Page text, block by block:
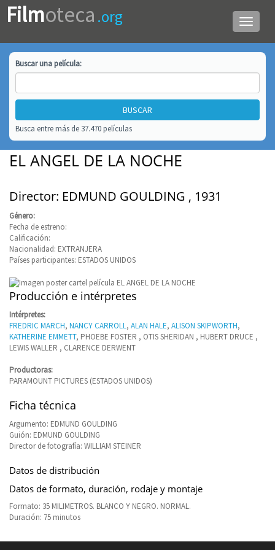
Menú
de
Filmoteca .org
Buscar unapelícula:
Busca entre más de 37.470 películas
EL ANGEL DE LA NOCHE
Director: EDMUND GOULDING , 1931
Género:
Fecha de estreno:
Calificación:
Nacionalidad: EXTRANJERA
Países participantes: ESTADOS UNIDOS
Producción e intérpretes
Intérpretes:
FREDRIC MARCH, NANCY CARROLL, ALAN HALE, ALISON SKIPWORTH,
KATHERINE EMMETT, PHOEBE FOSTER , OTIS SHERIDAN , HUBERT DRUCE ,
LEWIS WALLER , CLARENCE DERWENT
Productoras:
PARAMOUNT PICTURES (ESTADOS UNIDOS)
Ficha técnica
Argumento: EDMUND GOULDING
Guión: EDMUND GOULDING
Director de fotografía: WILLIAM STEINER
Datos de distribución
Datos de formato, duración, rodaje y montaje
Formato: 35 MILIMETROS. BLANCO Y NEGRO. NORMAL.
Duración: 75 minutos